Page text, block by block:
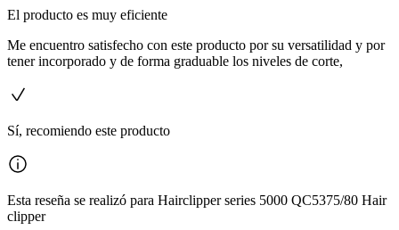
El producto es muy eficiente
Me encuentro satisfecho con este producto por su versatilidad y por
tener incorporado y de forma graduable los niveles de corte,
Sí, recomiendo este producto
Esta reseña se realizó para Hairclipper series 5000 QC5375/80 Hair
clipper